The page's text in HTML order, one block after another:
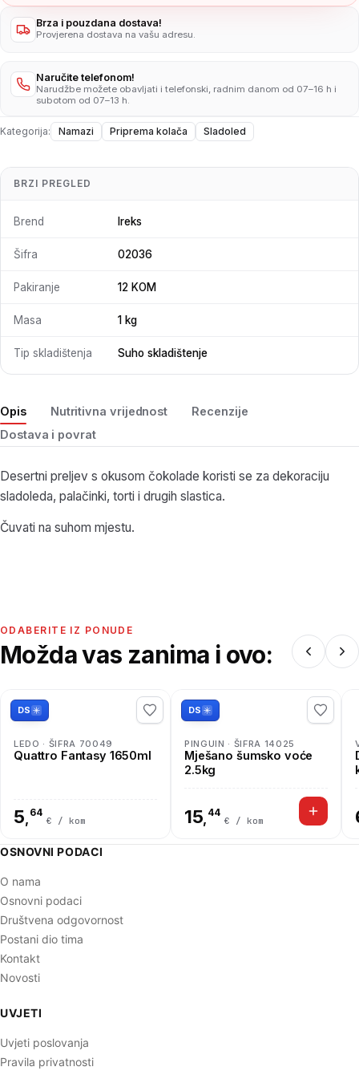
Brza i pouzdana dostava!
Provjerena dostava na vašu adresu.
Naručite telefonom!
Narudžbe možete obavljati i telefonski, radnim danom od 07–16 h i
subotom od 07–13 h.
Kategorija: Namazi Priprema kolača Sladoled
Opis Nutritivna vrijednost
Recenzije
Dostava i povrat
Desertni preljev s okusom čokolade koristi se za dekoraciju
sladoleda, palačinki, torti i drugih slastica.
Čuvati na suhom mjestu.
BRZI PREGLED
Brend Ireks
Šifra 02036
Pakiranje 12 KOM
Masa 1 kg
Tip skladištenja Suho skladištenje
ODABERITE IZ PONUDE
Možda vas zanima i ovo:
DS
LEDO · ŠIFRA 70049
Quattro Fantasy 1650ml
5, 64
€ / kom
DS
PINGUIN · ŠIFRA 14025
Mješano šumsko voće
2.5kg
15, 44
€ / kom
OSNOVNI PODACI
O nama
Osnovni podaci
Društvena odgovornost
Postani dio tima
Kontakt
Novosti
UVJETI
Uvjeti poslovanja
Pravila privatnosti